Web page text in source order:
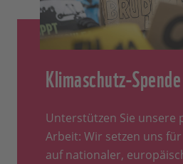
Klimaschutz-Spende
Unterstützen Sie unsere
Arbeit: Wir setzen uns
auf nationaler,